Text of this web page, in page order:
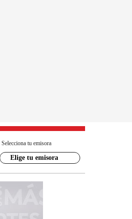
Selecciona tu emisora
Elige tu emisora